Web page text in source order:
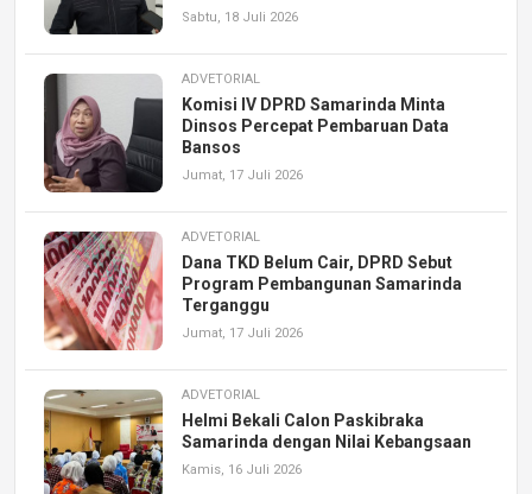
Sabtu, 18 Juli 2026
ADVETORIAL
Komisi IV DPRD Samarinda Minta
Dinsos Percepat Pembaruan Data
Bansos
Jumat, 17 Juli 2026
ADVETORIAL
Dana TKD Belum Cair, DPRD Sebut
Program Pembangunan Samarinda
Terganggu
Jumat, 17 Juli 2026
ADVETORIAL
Helmi Bekali Calon Paskibraka
Samarinda dengan Nilai Kebangsaan
Kamis, 16 Juli 2026